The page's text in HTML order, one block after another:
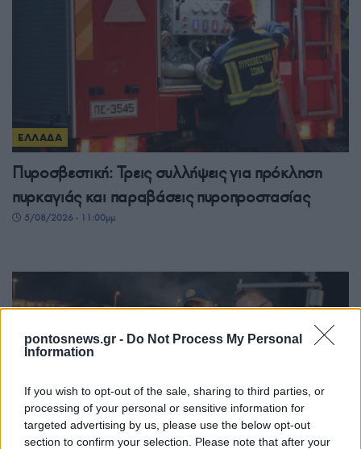
pontosnews.gr - Do Not Process My Personal
Information
If you wish to opt-out of the sale, sharing to third parties, or
processing of your personal or sensitive information for
targeted advertising by us, please use the below opt-out
section to confirm your selection. Please note that after your
ΕΛΛΑΔΑ
Πυροσβεστική: Τρεις συλλήψεις για πρόκληση
πυρκαγιάς και παραβάσεις πυροπροστασίας
5/08/2026 - 11:00μμ
ΕΛΛΑΔΑ